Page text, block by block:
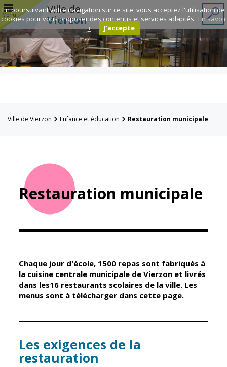
Menu
Ville de
Vierzon
Annuaire des
associations
Mairie
Élus
Conseil
Municipal
Services de la
publics
Cimetières
Guichet unique
Petite enfance
Relais petite
enfance
Multi-accueil
Scolarité
Ville de Vierzon Enfance et éducation Restauration municipale
Restauration municipale
Chaque jour d'école, 1500 repas sont fabriqués à
la cuisine centrale municipale de Vierzon et livrés
dans les16 restaurants scolaires de la ville. Les
menus sont à télécharger dans cette page.
Les exigences de la
restauration
En poursuivant votre navigation sur ce site, vous acceptez l'utilisation de
cookies pour vous proposer des contenus et services adaptés. En savoir
+
J'accepte